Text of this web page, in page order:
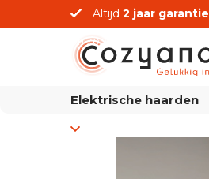
Altijd 2 jaar garantie
prijzen
Elektrische haarden